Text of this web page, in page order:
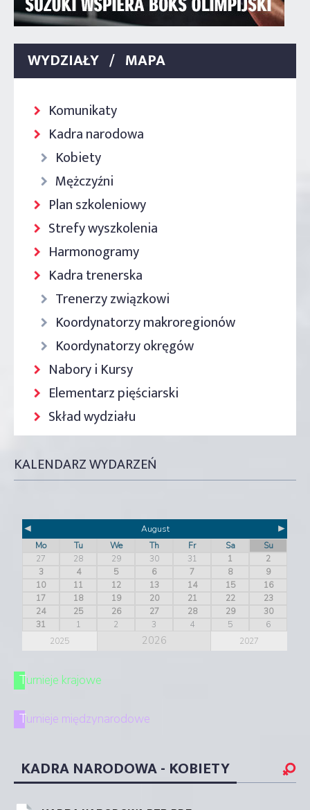
KALENDARZ WYDARZEŃ
◄ August ►
Mo Tu We Th Fr Sa
Su
27
28 29 30 31 1
2
3
4 5 6 7 8
9
10
11 12 13 14 15
16
17
18 19 20 21 22
23
24
25 26 27 28 29
30
31
1 2 3 4 5
6
2025
2026 2027
Turnieje krajowe
Turnieje międzynarodowe
WYDZIAŁY / MAPA
Komunikaty
Kadra narodowa
Kobiety
Mężczyźni
Plan szkoleniowy
Strefy wyszkolenia
Harmonogramy
Kadra trenerska
Trenerzy związkowi
Koordynatorzy makroregionów
Koordynatorzy okręgów
Nabory i Kursy
Elementarz pięściarski
Skład wydziału
KADRA NARODOWA - KOBIETY